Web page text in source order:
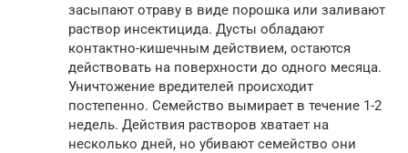
засыпают отраву в виде порошка или заливают
раствор инсектицида. Дусты обладают
контактно-кишечным действием, остаются
действовать на поверхности до одного месяца.
Уничтожение вредителей происходит
постепенно. Семейство вымирает в течение 1-2
недель. Действия растворов хватает на
несколько дней, но убивают семейство они